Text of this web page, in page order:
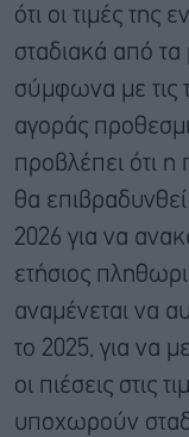
ότι οι τιμές της
σταδιακά από τα
σύμφωνα με τις
αγοράς
προβλέπει ότι η
θα
2026 για να
ετήσιος
αναμένεται να
το 2025, για να
οι πιέσεις στις
υποχωρούν